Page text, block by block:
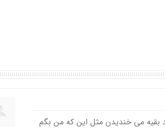
می خندیدن مثل این که من بگم